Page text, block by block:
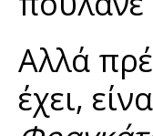
Αλλά
έχει,